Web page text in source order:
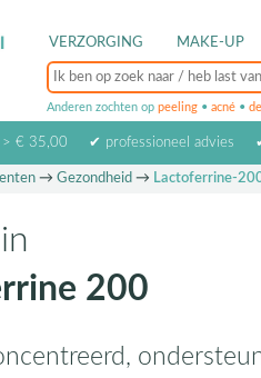
VERZORGING MAKE-UP
Anderen zochten op peeling • acné •
> € 35,00 ✔ professioneel advies
→ Gezondheid → Lactoferrine-
200